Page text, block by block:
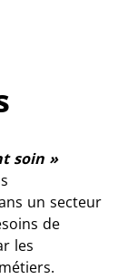
soin »
un secteur
de
les